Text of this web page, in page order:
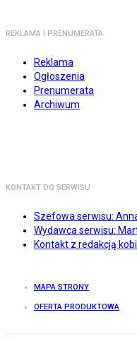
REKLAMA I PRENUMERATA
Reklama
Ogłoszenia
Prenumerata
Archiwum
KONTAKT DO SERWISU
Szefowa serwisu:
Wydawca serwisu:
Kontakt z redakcją
MAPA STRONY
OFERTA PRODUKTOWA